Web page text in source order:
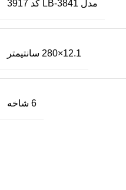
مدل LB-3841 کد 3917
12.1×280 سانتیمتر
6 شاخه